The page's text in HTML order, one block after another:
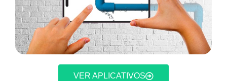
VER APLICATIVOS